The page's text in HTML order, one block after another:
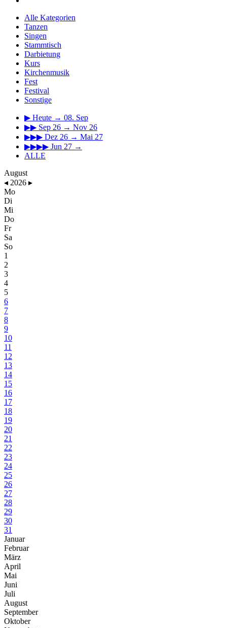
Alle Kategorien
Tanzen
Singen
Stammtisch
Darbietung
Kurs
Kirchenmusik
Fest
Festival
Sonstige
▶ Heute → 08. Sep
▶▶ Sep 26 → Nov 26
▶▶▶ Dez 26 → Mai 27
▶▶▶▶ Jun 27 →
ALLE
August
◂ 2026 ▸
Mo
Di
Mi
Do
Fr
Sa
So
1
2
3
4
5
6
7
8
9
10
11
12
13
14
15
16
17
18
19
20
21
22
23
24
25
26
27
28
29
30
31
Januar
Februar
März
April
Mai
Juni
Juli
August
September
Oktober